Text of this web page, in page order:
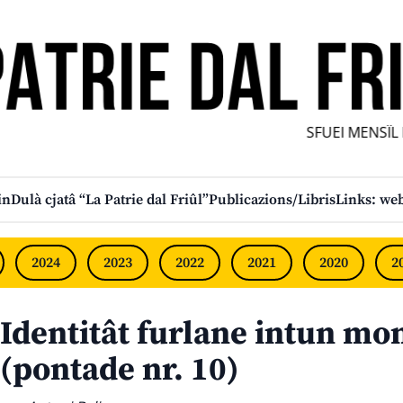
SFUEI MENSÎL
Dulà cjatâ “La Patrie dal Friûl”Publicazions/LibrisLinks:
2024 2023 2022 2021 2020
Identitât furlane intun
(pontade nr. 10)